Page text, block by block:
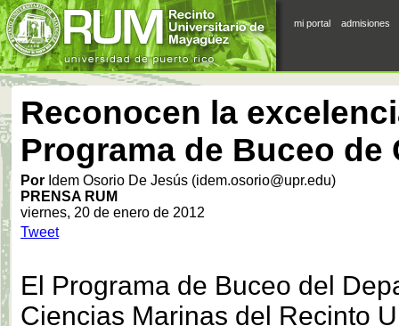
mi portal admisiones
Reconocen la
Programa de Buceo de
Por Idem Osorio De Jesús (idem.osorio@upr.edu)
PRENSA RUM
viernes, 20 de enero de 2012
Tweet
El Programa de Buceo del
Ciencias Marinas del Recinto